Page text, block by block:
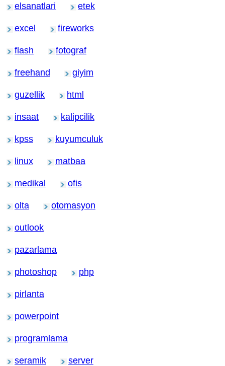
elsanatlari etek
excel fireworks
flash fotograf
freehand giyim
guzellik html
insaat kalipcilik
kpss kuyumculuk
linux matbaa
medikal ofis
olta otomasyon
outlook
pazarlama
photoshop php
pirlanta
powerpoint
programlama
seramik server